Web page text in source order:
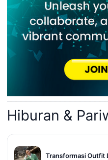
Hiburan &
Transformasi Outfit